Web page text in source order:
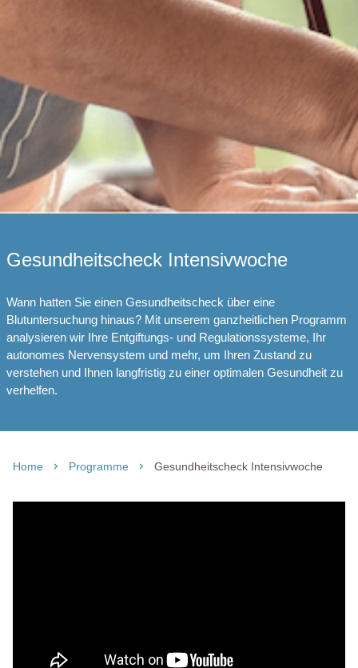
Gesundheitscheck Intensivwoche
Wann hatten Sie einen Gesundheitscheck über eine
Blutuntersuchung hinaus? Mit unserem ganzheitlichen Programm
analysieren wir Ihre Entgiftungs- und Regulationssysteme, Ihr
autonomes Nervensystem und mehr, um Ihren Zustand zu
verstehen und Ihnen langfristig zu einer optimalen Gesundheit zu
verhelfen.
Home Programme Gesundheitscheck Intensivwoche